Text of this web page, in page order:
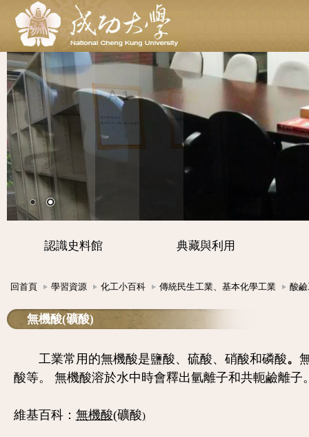
認識史料館 典藏與利用
回首頁 學習資源 化工小百科 傳統民生工業、基本化學工業 酸
無機酸(礦酸)
工業常用的無機酸是鹽酸、硫酸、硝酸和磷酸。
酸等。 無機酸溶於水中時會釋出氫離子和共軛鹼離
維基百科： 無機酸(礦酸)